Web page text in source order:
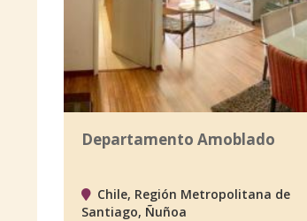
Departamento Amoblado
Chile, Región Metropolitana de
Santiago, Ñuñoa